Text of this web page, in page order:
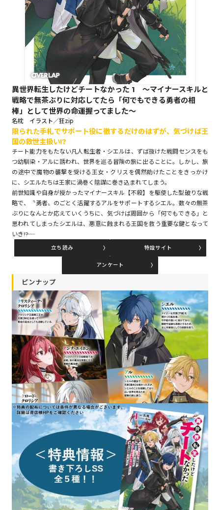
ロサージュノベルス
コミックガルド
コミッククリエ
コミックパルフェ
コミックエッセイ
閉じる
異世界転生したけどチートなかった 1 ～マイナースキルと
戦略で無茶ぶりに対応してたら「何でもできる勇者の相
棒」として世界の命運握ってました～
名枕 イラスト／狂zip
限られた手札でサポート役に徹するだけ――のはずが、気づけば王
国の救世主扱い!?
チート能力をもたない凡人転生者・シエルは、ずば抜けた戦闘センスをも
つ幼馴染・アルに誘われ、世界を巡る冒険の旅に出ることに。しかし、旅
の途中で魔物の襲撃を受ける王女・クリスを偶然助けたことをきっかけ
に、シエルたちは王家に渦巻く陰謀に巻き込まれてしまう。
前世知識や自身が授かったマイナースキル【不殺】を駆使した型破りな戦
略で、〝勇者〟のごとく活躍するアルをサポートするシエル。数々の無茶
ぶりになんとか応えていくうちに、気づけば周囲から「何でもできる」と
思われてしまったシエルは、悪意に蝕まれる王国を救う重要な鍵となって
いき――!?
立ち読み 特設サイト
アンケート
ピンナップ